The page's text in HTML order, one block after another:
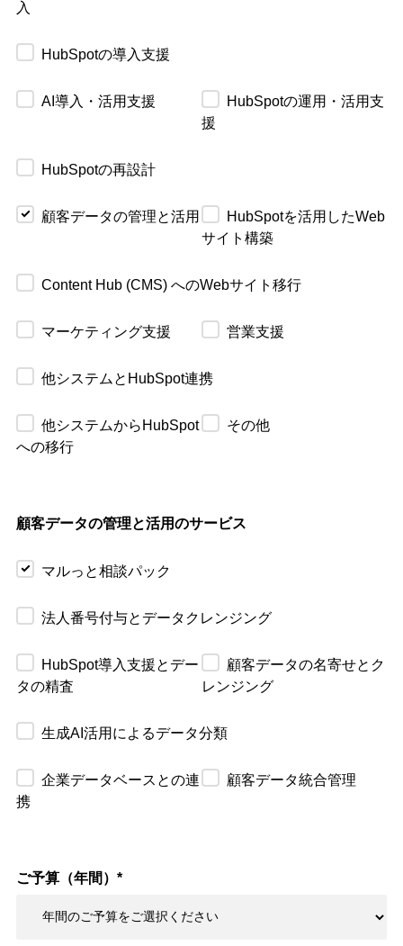
入
HubSpotの導入支援
AI導入・活用支援
HubSpotの運用・活用支
援
HubSpotの再設計
顧客データの管理と活用
HubSpotを活用したWeb
サイト構築
Content Hub (CMS) へのWebサイト移行
マーケティング支援 営業支援
他システムとHubSpot連携
他システムからHubSpot
への移行
その他
顧客データの管理と活用のサービス
マルっと相談パック
法人番号付与とデータクレンジング
HubSpot導入支援とデー
タの精査
顧客データの名寄せとク
レンジング
生成AI活用によるデータ分類
企業データベースとの連
携
顧客データ統合管理
ご予算（年間） *